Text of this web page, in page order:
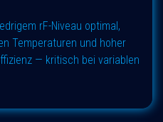
rF-Niveau optimal,
Temperaturen und hoher
— kritisch bei variablen